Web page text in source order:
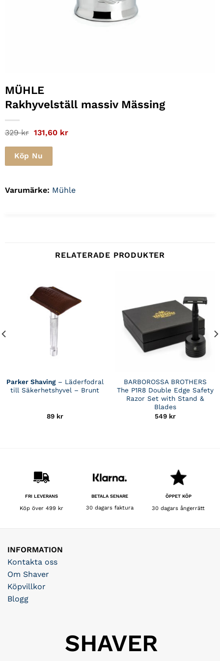
MÜHLE
Rakhyvelställ massiv Mässing
329kr Det
ursprungliga
priset
var:
329 kr.
131,60 krDet
Köp Nu
Varumärke: Mühle
RELATERADE PRODUKTER
Parker Shaving– Läderfodral
till Säkerhetshyvel – Brunt
89 kr
BARBOROSSA BROTHERS
The P1R8 Double Edge Safety
Razor Set with Stand &
Blades
549 kr
FRI LEVERANS
Köp över 499 kr
BETALA SENARE
30 dagars faktura
ÖPPET KÖP
30 dagars ångerrätt
INFORMATION
Kontakta oss
Om Shaver
Köpvillkor
Blogg
SHAVER